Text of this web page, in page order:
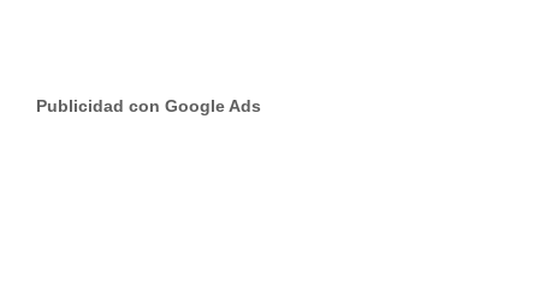
Publicidad con Google Ads